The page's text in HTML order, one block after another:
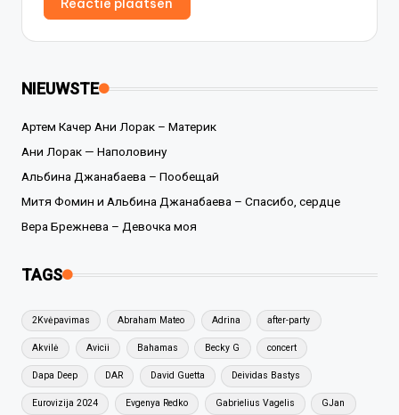
NIEUWSTE
Артем Качер Ани Лорак – Материк
Ани Лорак — Наполовину
Альбина Джанабаева – Пообещай
Митя Фомин и Альбина Джанабаева – Спасибо, сердце
Вера Брежнева – Девочка моя
TAGS
2Kvėpavimas Abraham Mateo Adrina after-party
Akvilė Avicii Bahamas Becky G concert
Dapa Deep DAR David Guetta Deividas Bastys
Eurovizija 2024 Evgenya Redko Gabrielius Vagelis GJan